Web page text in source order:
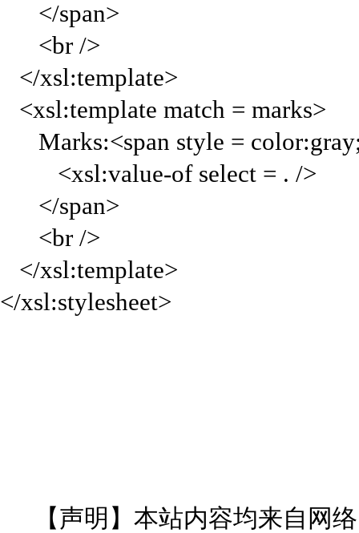
</span>
<br />
</xsl:template>
<xsl:template match = marks>
Marks:<span style =
<xsl:value-of select = . />
</span>
<br />
</xsl:template>
</xsl:stylesheet>
【声明】本站内容均来自网